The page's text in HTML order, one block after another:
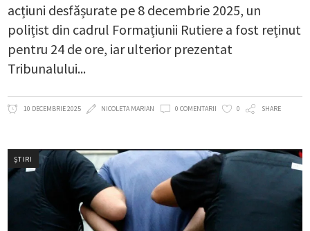
acțiuni desfășurate pe 8 decembrie 2025, un
polițist din cadrul Formațiunii Rutiere a fost reținut
pentru 24 de ore, iar ulterior prezentat
Tribunalului
10 DECEMBRIE 2025 NICOLETA MARIAN 0 COMENTARII 0 SHARE
ȘTIRI